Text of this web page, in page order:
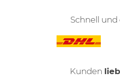
Schnell und
Kunden